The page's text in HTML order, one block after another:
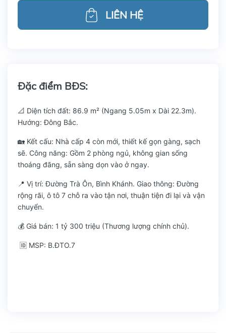
LIÊN HỆ
Đặc điểm BĐS:
📐 Diện tích đất: 86.9 m² (Ngang 5.05m x Dài 22.3m).
Hướng: Đông Bắc.
🏡 Kết cấu: Nhà cấp 4 còn mới, thiết kế gọn gàng, sạch
sẽ. Công năng: Gồm 2 phòng ngủ, không gian sống
thoáng đãng, sẵn sàng dọn vào ở ngay.
📍 Vị trí: Đường Trà Ôn, Bình Khánh. Giao thông: Đường
rộng rãi, ô tô 7 chỗ ra vào tận nơi, thuận tiện đi lại và vận
chuyển.
💰 Giá bán: 1 tỷ 300 triệu (Thương lượng chính chủ).
🆔 MSP: B.ĐTO.7